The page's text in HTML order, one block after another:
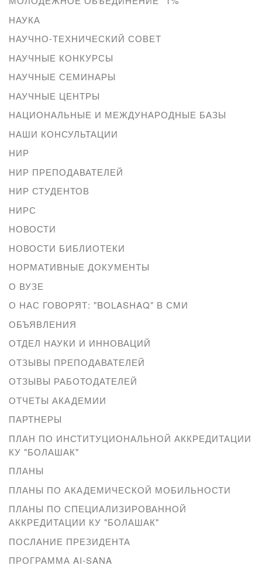
НАУКА
НАУЧНО-ТЕХНИЧЕСКИЙ СОВЕТ
НАУЧНЫЕ КОНКУРСЫ
НАУЧНЫЕ СЕМИНАРЫ
НАУЧНЫЕ ЦЕНТРЫ
НАЦИОНАЛЬНЫЕ И МЕЖДУНАРОДНЫЕ БАЗЫ
НАШИ КОНСУЛЬТАЦИИ
НИР
НИР ПРЕПОДАВАТЕЛЕЙ
НИР СТУДЕНТОВ
НИРС
НОВОСТИ
НОВОСТИ БИБЛИОТЕКИ
НОРМАТИВНЫЕ ДОКУМЕНТЫ
О ВУЗЕ
О НАС ГОВОРЯТ: "BOLASHAQ" В СМИ
ОБЪЯВЛЕНИЯ
ОТДЕЛ НАУКИ И ИННОВАЦИЙ
ОТЗЫВЫ ПРЕПОДАВАТЕЛЕЙ
ОТЗЫВЫ РАБОТОДАТЕЛЕЙ
ОТЧЕТЫ АКАДЕМИИ
ПАРТНЕРЫ
ПЛАН ПО ИНСТИТУЦИОНАЛЬНОЙ АККРЕДИТАЦИИ
КУ "БОЛАШАК"
ПЛАНЫ
ПЛАНЫ ПО АКАДЕМИЧЕСКОЙ МОБИЛЬНОСТИ
ПЛАНЫ ПО СПЕЦИАЛИЗИРОВАННОЙ
АККРЕДИТАЦИИ КУ "БОЛАШАК"
ПОСЛАНИЕ ПРЕЗИДЕНТА
ПРОГРАММА AI-SANA